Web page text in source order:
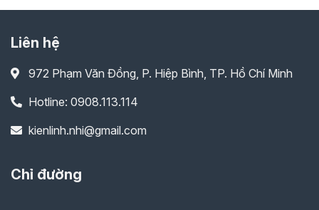
Liên hệ
972 Phạm Văn Đồng, P. Hiệp Bình, TP. Hồ Chí Minh
Hotline: 0908.113.114
kienlinh.nhi@gmail.com
Chỉ đường